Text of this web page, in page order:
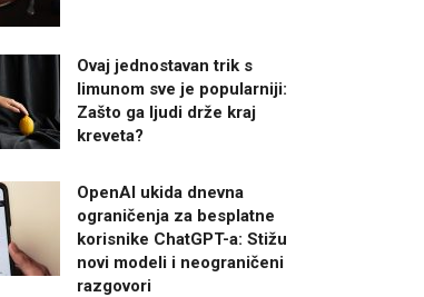
Ovaj jednostavan trik s
limunom sve je popularniji:
Zašto ga ljudi drže kraj
kreveta?
OpenAI ukida dnevna
ograničenja za besplatne
korisnike ChatGPT-a: Stižu
novi modeli i neograničeni
razgovori